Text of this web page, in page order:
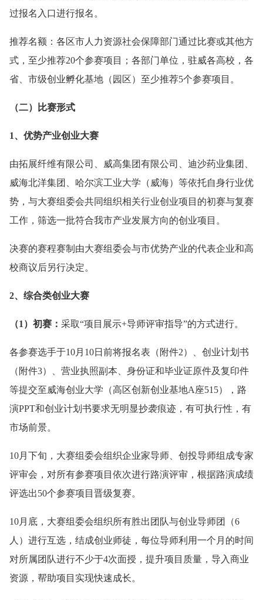
过报名入口进行报名。
推荐名额：各区市人力资源社会保障部门通过比赛或其他方
式，至少推荐20个参赛项目；各部门单位，驻威各高校，各
省、市级创业孵化基地（园区）至少推荐5个参赛项目。
（二）比赛形式
1、优势产业创业大赛
由拓展纤维有限公司、威高集团有限公司、迪沙药业集团、
威海北洋集团、哈尔滨工业大学（威海）等依托自身行业优
势，与大赛组委会共同组织相关行业创业项目的初赛与复赛
工作，筛选一批符合我市产业发展方向的创业项目。
决赛的赛程赛制由大赛组委会与市优势产业的代表企业和高
校商议后另行决定。
2、综合类创业大赛
（1）初赛： 采取“项目展示+导师评审指导”的方式进行。
各参赛选手于10月10日前将报名表（附件2）、创业计划书
（附件3）、营业执照副本、身份证和毕业证原件及复印件
等提交至威海创业大学（高区创新创业基地A座515），路
演PPT和创业计划书要求无明显抄袭痕迹，有可执行性，有
市场前景。
10月下旬，大赛组委会组织企业家导师、创投导师组成专家
评审会，对所有参赛项目依次进行路演评审，根据路演成绩
评选出50个参赛项目晋级复赛。
10月底，大赛组委会组织所有胜出团队与创业导师团（6
人）进行互选，结成创业师徒，每位导师利用一个月的时间
对所属团队进行不少于4次面授，提升项目质量，导入商业
资源，帮助项目实现快速成长。